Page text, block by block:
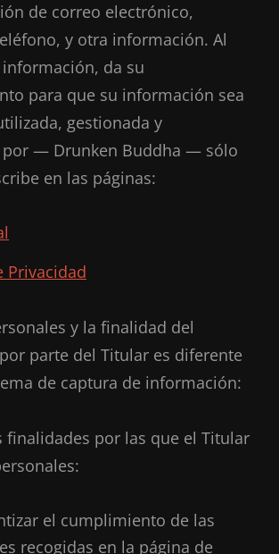
de correo electrónico,
y otra información. Al
da su
para que su información sea
gestionada y
por — Drunken Buddha — sólo
en las páginas:
Privacidad
y la finalidad del
parte del Titular es diferente
de captura de información:
finalidades por las que el Titular
el cumplimiento de las
recogidas en la página de